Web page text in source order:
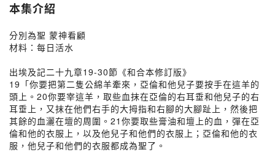
本集介紹
分別為聖 蒙神看顧
材料：每日活水
出埃及記二十九章19-30節《和合本修訂版》
19「你要把第二隻公綿羊牽來，亞倫和他兒子要按手在這羊的
頭上。20你要宰這羊，取些血抹在亞倫的右耳垂和他兒子的右
耳垂上，又抹在他們右手的大拇指和右腳的大腳趾上，然後把
其餘的血灑在壇的周圍。21你要取些膏油和壇上的血，彈在亞
倫和他的衣服上，以及他兒子和他們的衣服上；亞倫和他的衣
服，他兒子和他們的衣服都成為聖了。